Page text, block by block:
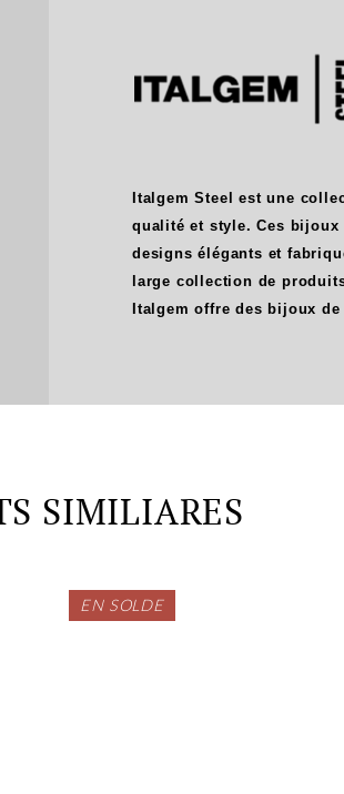
Italgem Steel est une
qualité et style. Ces bijoux
designs élégants et
large collection de
Italgem offre des bijoux
SIMILIARES
EN SOLDE